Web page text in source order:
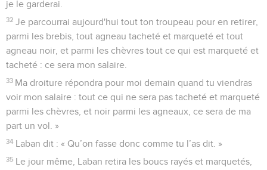
je le garderai.
32 Je parcourrai aujourd'hui tout ton troupeau pour en retirer,
parmi les brebis, tout agneau tacheté et marqueté et tout
agneau noir, et parmi les chèvres tout ce qui est marqueté et
tacheté : ce sera mon salaire.
33 Ma droiture répondra pour moi demain quand tu viendras
voir mon salaire : tout ce qui ne sera pas tacheté et marqueté
parmi les chèvres, et noir parmi les agneaux, ce sera de ma
part un vol. »
34 Laban dit : « Qu’on fasse donc comme tu l’as dit. »
35 Le jour même, Laban retira les boucs rayés et marquetés,